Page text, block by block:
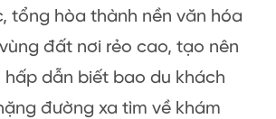
tổng hòa thành nền văn hóa
đất nơi rẻo cao, tạo nên
hấp dẫn biết bao du khách
đường xa tìm về khám